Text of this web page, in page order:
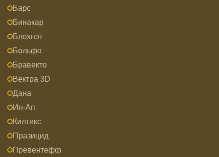
Барс
Бинакар
Блохнэт
Больфо
Бравекто
Вектра 3D
Дана
Ин-Ап
Килтикс
Празицид
Превентефф